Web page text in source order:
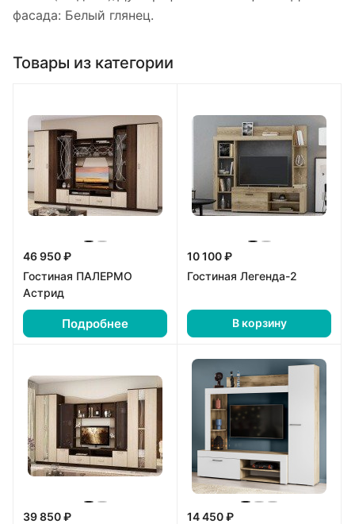
фасада: Белый глянец.
Товары из категории
46 950 ₽
Гостиная ПАЛЕРМО
Астрид
Подробнее
10 100 ₽
Гостиная Легенда-2
В корзину
39 850 ₽
14 450 ₽